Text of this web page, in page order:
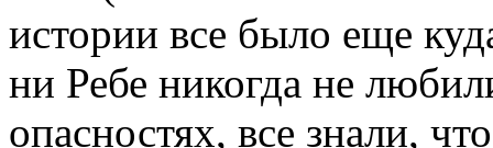
истории все было еще
ни Ребе никогда не
опасностях, все знали,